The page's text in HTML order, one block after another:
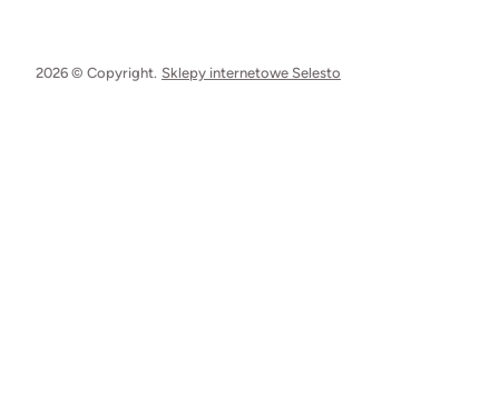
2026 © Copyright. Sklepy internetowe Selesto